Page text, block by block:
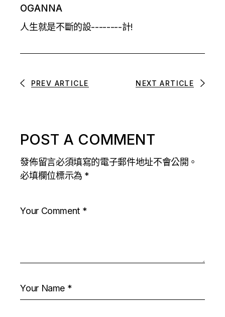
OGANNA
人生就是不斷的設--------計!
PREV ARTICLE NEXT ARTICLE
POST A COMMENT
發佈留言必須填寫的電子郵件地址不會公開。
必填欄位標示為 *